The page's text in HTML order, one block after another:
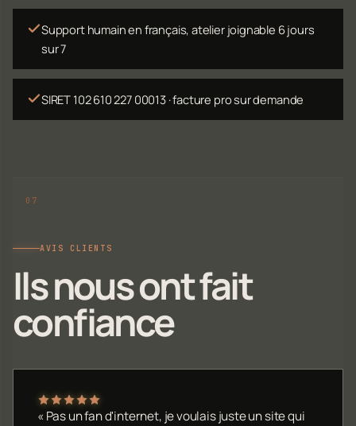
Support humain en français, atelier joignable 6 jours
sur 7
SIRET 102 610 227 00013 · facture pro sur demande
AVIS CLIENTS
Ils nous ont fait
confiance
« Pas un fan d'internet, je voulais juste un site qui